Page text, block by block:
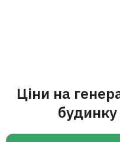
Ціни на